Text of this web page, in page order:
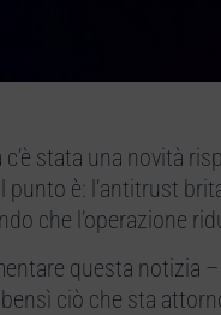
stata una novità
è: l’antitrust
che l’operazione
questa notizia
ciò che sta